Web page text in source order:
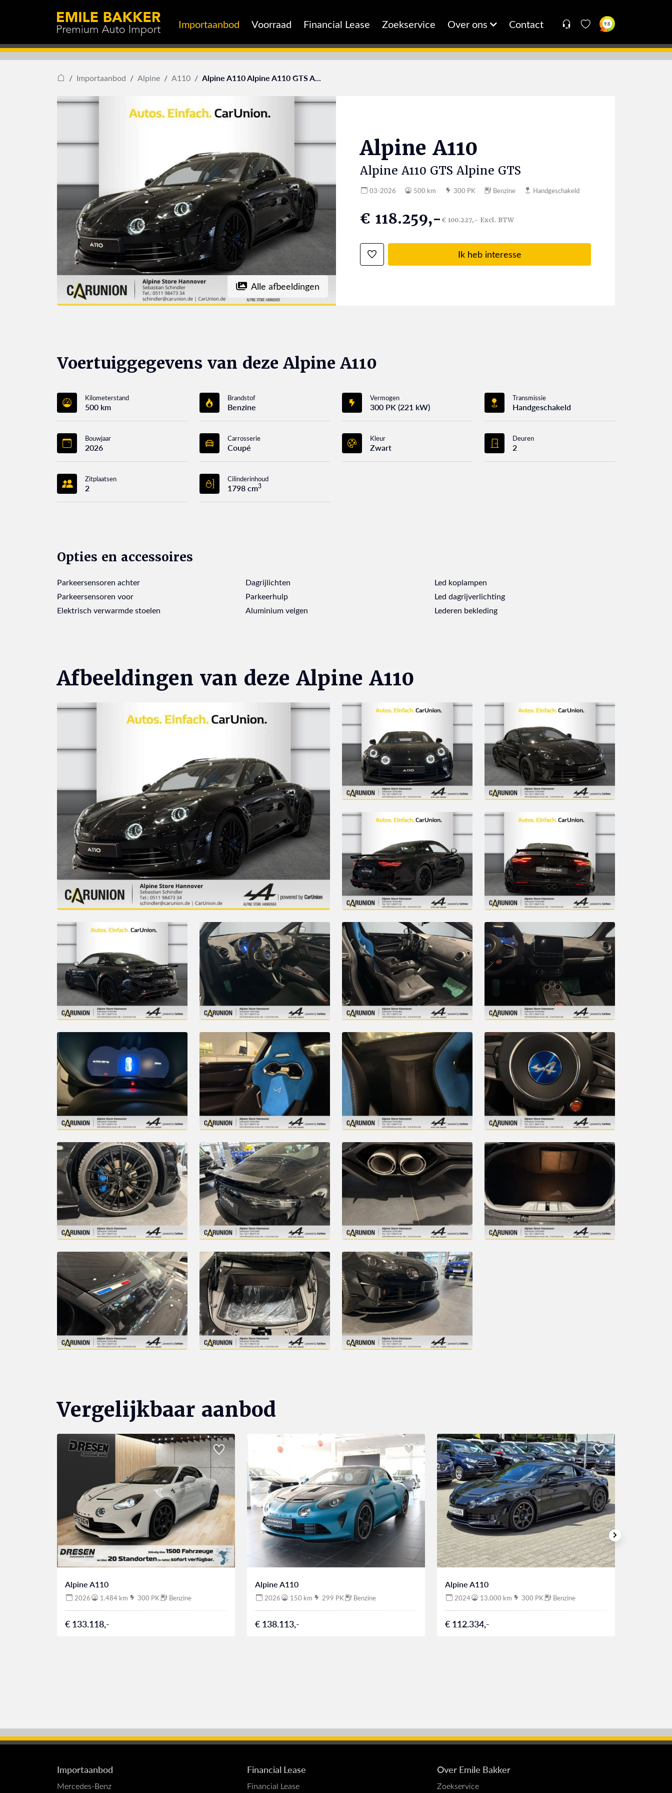
Importaanbod Voorraad Financial Lease Zoekservice Over ons Contact 9.8
Importaanbod Alpine A110 Alpine A110 Alpine A110 GTS A...
Alle afbeeldingen
AlpineA110
Alpine A110 GTS Alpine GTS
03-2026 500 km 300 PK Benzine Handgeschakeld
€ 118.259,-€ 100.227,- Excl. BTW
Ik heb interesse
Voertuiggegevens van deze Alpine A110
Kilometerstand
500 km
Brandstof
Benzine
Vermogen
300 PK (221 kW)
Transmissie
Handgeschakeld
Bouwjaar
2026
Carrosserie
Coupé
Kleur
Zwart
Deuren
2
Zitplaatsen
2
Cilinderinhoud
1798 cm3
Opties en accessoires
Parkeersensoren achter
Parkeersensoren voor
Elektrisch verwarmde stoelen
Dagrijlichten
Parkeerhulp
Aluminium velgen
Led koplampen
Led dagrijverlichting
Lederen bekleding
Afbeeldingen van deze Alpine A110
Vergelijkbaar aanbod
Alpine A110
2026 1.484 km 300 PK Benzine
€ 133.118,-
Alpine A110
2026 150 km 299 PK Benzine
€ 138.113,-
Alpine A110
2024 13.000 km 300 PK Benzine
€ 112.334,-
Importaanbod
Mercedes-Benz
Financial Lease
Financial Lease
Over Emile Bakker
Zoekservice